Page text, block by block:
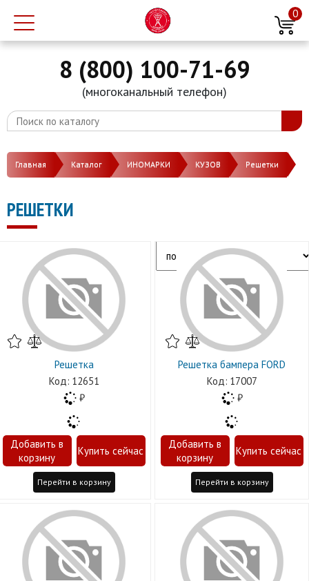
0
8 (800) 100-71-69
(многоканальный телефон)
Главная Каталог ИНОМАРКИ КУЗОВ Решетки
РЕШЕТКИ
Решетка
12651
Перейти в корзину
Решетка бампера FORD
17007
Перейти в корзину